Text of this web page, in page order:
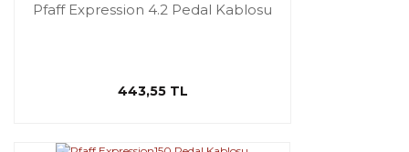
Pfaff Expression 4.2 Pedal Kablosu
443,55 TL